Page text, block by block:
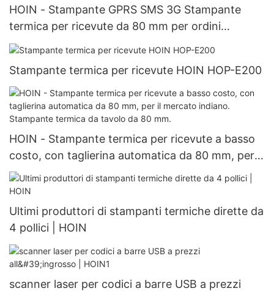
HOIN - Stampante GPRS SMS 3G Stampante
termica per ricevute da 80 mm per ordini
alimentari online Stampante con allarme da
cucina da 80 mm
Stampante termica per ricevute HOIN HOP-E200
HOIN - Stampante termica per ricevute a basso
costo, con taglierina automatica da 80 mm, per il
mercato indiano. Stampante termica da tavolo
da 80 mm.
Ultimi produttori di stampanti termiche dirette da
4 pollici | HOIN
scanner laser per codici a barre USB a prezzi